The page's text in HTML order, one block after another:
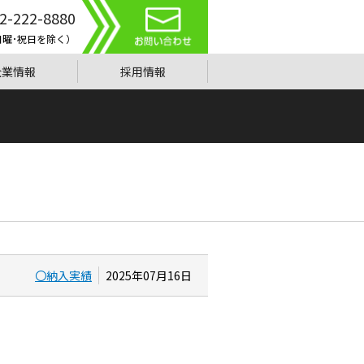
222-8880
･祝日を除く）
情報 採用情報
〇納入実績 2025年07月16日